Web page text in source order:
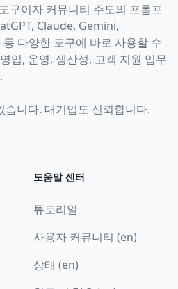
구이자 커뮤니티 주도의 프롬프
Claude, Gemini,
다양한 도구에 바로 사용할 수
업, 운영, 생산성, 고객 지원 업무
니다. 대기업도 신뢰합니다.
도움말 센터
튜토리얼
사용자 커뮤니티 (en)
상태 (en)